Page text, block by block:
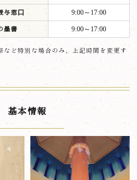
与窓口 9:00～17:00
墨書 9:00～17:00
など特別な場合のみ、上記時間を変更す
基本情報